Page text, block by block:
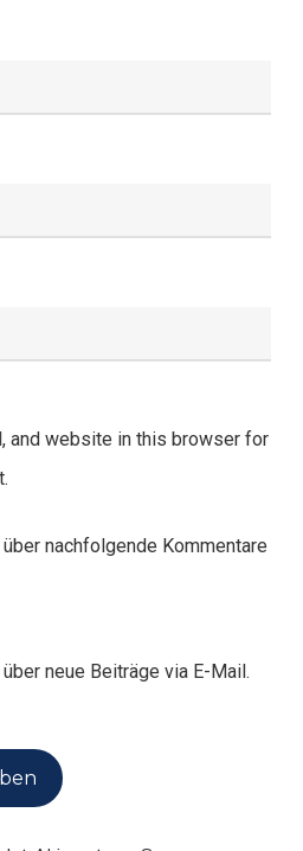
and website in this browser for
nachfolgende Kommentare
neue Beiträge via E-Mail.